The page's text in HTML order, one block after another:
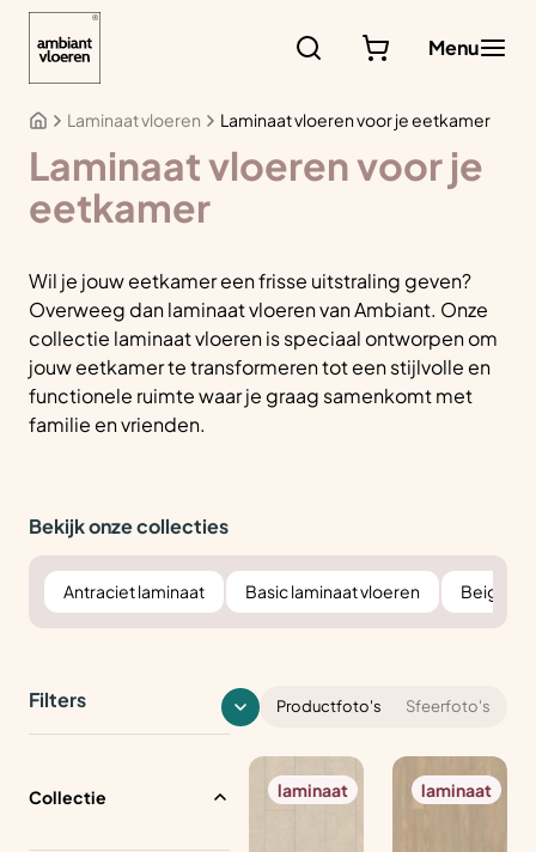
Menu
Laminaat vloeren Laminaat vloeren voor je eetkamer
Laminaat vloeren voor je
eetkamer
Wil je jouw eetkamer een frisse uitstraling geven?
Overweeg dan laminaat vloeren van Ambiant. Onze
collectie laminaat vloeren is speciaal ontworpen om
jouw eetkamer te transformeren tot een stijlvolle en
functionele ruimte waar je graag samenkomt met
familie en vrienden.
Bekijk onze collecties
Antraciet laminaat Basic laminaat vloeren Beige
Filters
Collectie
Productfoto's Sfeerfoto's
laminaat laminaat